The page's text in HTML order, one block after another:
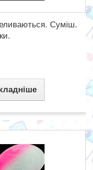
Суміш.